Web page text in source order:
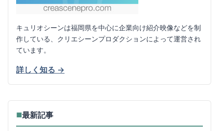
キュリオシーンは福岡県を中心に企業向け紹介映像などを制
作している、クリエシーンプロダクションによって運営され
ています。
詳しく知る →
■最新記事